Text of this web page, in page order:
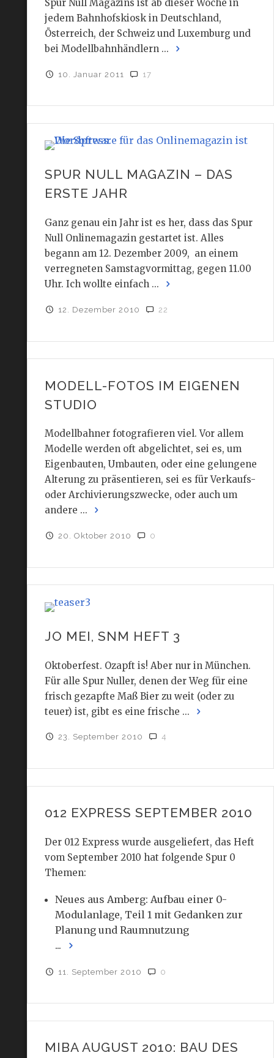
Spur Null Magazins ist ab dieser Woche in
jedem Bahnhofskiosk in Deutschland,
Österreich, der Schweiz und Luxemburg und
bei Modellbahnhändlern ...
10. Januar 2011 17
SPUR NULL MAGAZIN – DAS
ERSTE JAHR
Ganz genau ein Jahr ist es her, dass das Spur
Null Onlinemagazin gestartet ist. Alles
begann am 12. Dezember 2009, an einem
verregneten Samstagvormittag, gegen 11.00
Uhr. Ich wollte einfach ...
12. Dezember 2010 22
MODELL-FOTOS IM EIGENEN
STUDIO
Modellbahner fotografieren viel. Vor allem
Modelle werden oft abgelichtet, sei es, um
Eigenbauten, Umbauten, oder eine gelungene
Alterung zu präsentieren, sei es für Verkaufs-
oder Archivierungszwecke, oder auch um
andere ...
20. Oktober 2010 0
JO MEI, SNM HEFT 3
Oktoberfest. Ozapft is! Aber nur in München.
Für alle Spur Nuller, denen der Weg für eine
frisch gezapfte Maß Bier zu weit (oder zu
teuer) ist, gibt es eine frische ...
23. September 2010 4
012 EXPRESS SEPTEMBER 2010
Der 012 Express wurde ausgeliefert, das Heft
vom September 2010 hat folgende Spur 0
Themen:
Neues aus Amberg: Aufbau einer 0-
Modulanlage, Teil 1 mit Gedanken zur
Planung und Raumnutzung
...
11. September 2010 0
MIBA AUGUST 2010: BAU DES